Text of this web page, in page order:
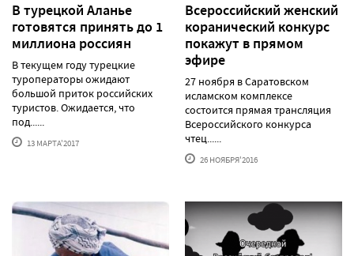
В турецкой Аланье
готовятся принять до 1
миллиона россиян
В текущем году турецкие
туроператоры ожидают
большой приток российских
туристов. Ожидается, что
под......
13 МАРТА'2017
Всероссийский женский
коранический конкурс
покажут в прямом
эфире
27 ноября в Саратовском
исламском комплексе
состоится прямая трансляция
Всероссийского конкурса
чтец......
26 НОЯБРЯ'2016